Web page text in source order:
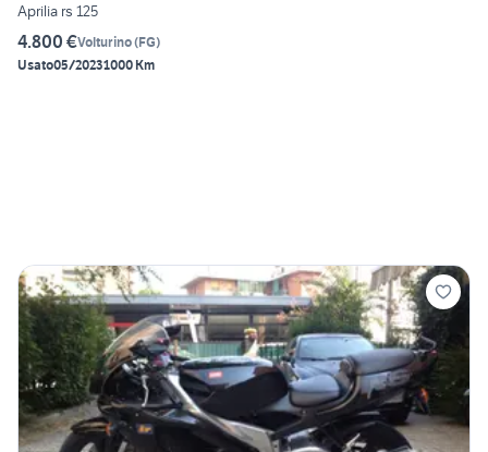
Aprilia rs 125
4.800 €Volturino(FG)
Usato05/20231000 Km